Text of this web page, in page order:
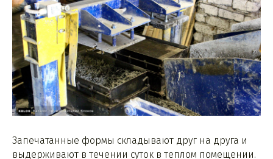
Запечатанные формы складывают друг на друга и
выдерживают в течении суток в теплом помещении.